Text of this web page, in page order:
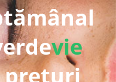
vie
prețuri